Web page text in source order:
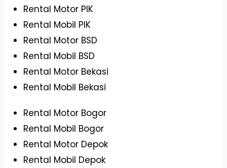
Rental Motor PIK
Rental Mobil PIK
Rental Motor BSD
Rental Mobil BSD
Rental Motor Bekasi
Rental Mobil Bekasi
Rental Motor Bogor
Rental Mobil Bogor
Rental Motor Depok
Rental Mobil Depok